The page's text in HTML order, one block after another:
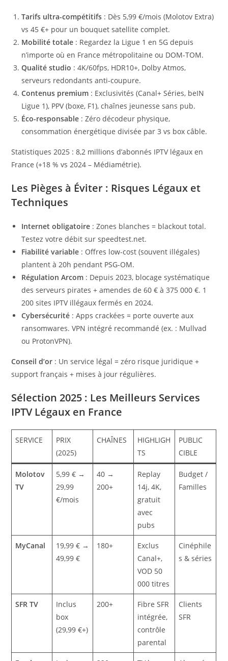
Tarifs ultra-compétitifs : Dès 5,99 €/mois (Molotov Extra)
vs 45 €+ pour un bouquet satellite complet.
Mobilité totale : Regardez la Ligue 1 en 5G depuis
n’importe où en France métropolitaine ou DOM-TOM.
Qualité studio : 4K/60fps, HDR10+, Dolby Atmos,
serveurs redondants anti-coupure.
Contenus premium : Exclusivités (Canal+ Séries, beIN
Ligue 1), PPV (boxe, F1), chaînes jeunesse sans pub.
Éco-responsable : Zéro décodeur physique,
consommation énergétique divisée par 3 vs box câble.
Statistiques 2025 : 8,2 millions d’abonnés IPTV légaux en
France (+18 % vs 2024 – Médiamétrie).
Les Pièges à Éviter : Risques Légaux et
Techniques
Internet obligatoire : Zones blanches = blackout total.
Testez votre débit sur speedtest.net.
Fiabilité variable : Offres low-cost (souvent illégales)
plantent à 20h pendant PSG-OM.
Régulation Arcom : Depuis 2023, blocage systématique
des serveurs pirates + amendes de 60 € à 375 000 €. 1
200 sites IPTV illégaux fermés en 2024.
Cybersécurité : Apps crackées = porte ouverte aux
ransomwares. VPN intégré recommandé (ex. : Mullvad
ou ProtonVPN).
Conseil d’or : Un service légal = zéro risque juridique +
support français + mises à jour régulières.
Sélection 2025 : Les Meilleurs Services
IPTV Légaux en France
SERVICE
PRIX
(2025)
CHAÎNES
HIGHLIGH
TS
PUBLIC
CIBLE
Molotov
TV
5,99 € →
29,99
€/mois
40 →
200+
Replay
14j, 4K,
gratuit
avec
pubs
Budget /
Familles
MyCanal
19,99 € →
49,99 €
180+
Exclus
Canal+,
VOD 50
000 titres
Cinéphile
s & séries
SFR TV
Inclus
box
(29,99 €+)
200+
Fibre SFR
intégrée,
contrôle
parental
Clients
SFR